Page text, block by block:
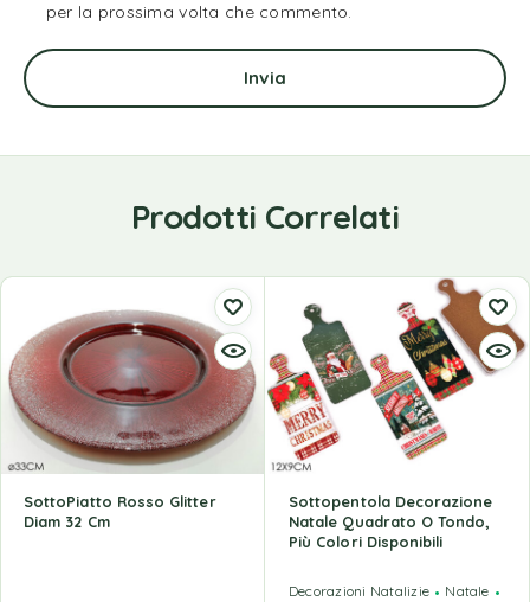
per la prossima volta che commento.
Prodotti Correlati
SottoPiatto Rosso Glitter
Diam 32 Cm
Sottopentola Decorazione
Natale Quadrato O Tondo,
Più Colori Disponibili
Decorazioni Natalizie
Natale